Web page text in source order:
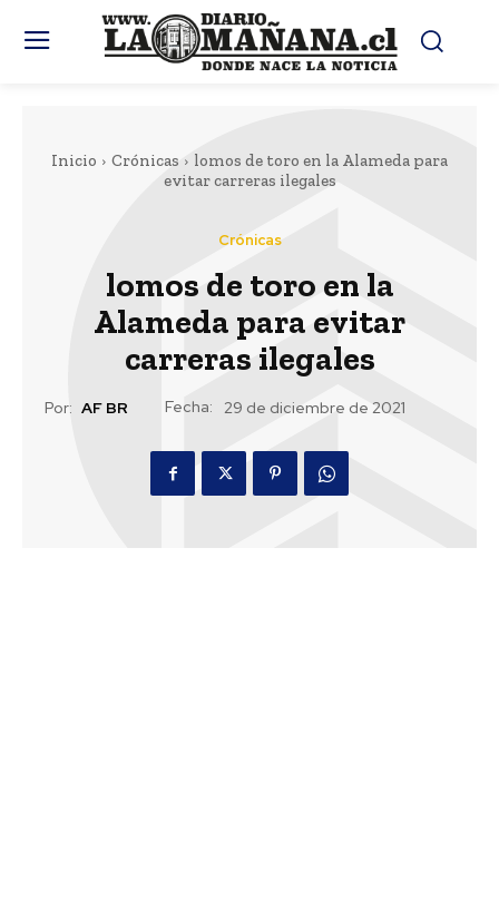
Inicio Crónicas
lomos de toro en la Alameda para
evitar carreras ilegales
Crónicas
lomos de toro en la
Alameda para evitar
carreras ilegales
Por: AF BR Fecha: 29 de diciembre de 2021